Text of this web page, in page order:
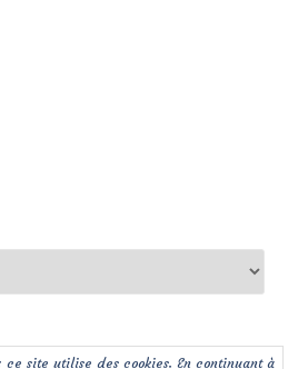
site utilise des cookies. En continuant à